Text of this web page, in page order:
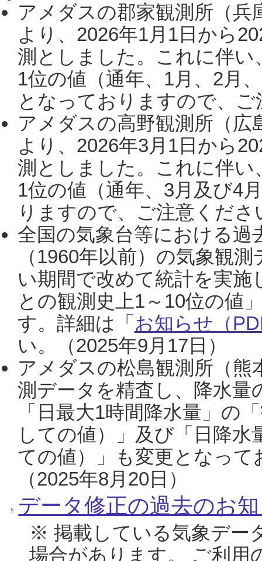
アメダスの郡家観測所（
より、2026年1月1日から
測としました。これに伴い
1位の値（通年、1月、2月
となっておりますので、
アメダスの高野観測所（
より、2026年3月1日から
測としました。これに伴い
1位の値（通年、3月及び4
りますので、ご注意くだ
全国の気象台等における過
（1960年以前）の気象観
い期間で改めて統計を実
との観測史上1～10位の値
す。詳細は「 お知らせ（
い。（2025年9月17日）
アメダスの松島観測所（熊
測データを精査し、降水
「日最大1時間降水量」の
しての値）」及び「日降
ての値）」も変更となっ
（2025年8月20日）
データ修正の過去のお
※ 掲載している気象デー
場合があります。 ご利用